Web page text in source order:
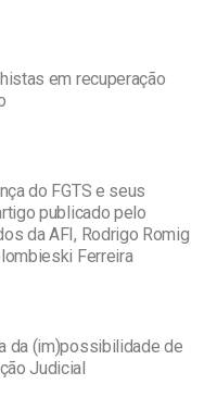
em recuperação
do FGTS e seus
publicado pelo
da AFI, Rodrigo Romig
Ferreira
da (im)possibilidade de
Judicial